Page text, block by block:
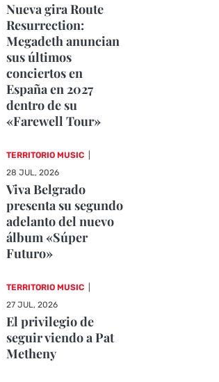
Nueva gira Route
Resurrection:
Megadeth anuncian
sus últimos
conciertos en
España en 2027
dentro de su
«Farewell Tour»
TERRITORIO MUSIC
28 JUL, 2026
Viva Belgrado
presenta su segundo
adelanto del nuevo
álbum «Súper
Futuro»
TERRITORIO MUSIC
27 JUL, 2026
El privilegio de
seguir viendo a Pat
Metheny